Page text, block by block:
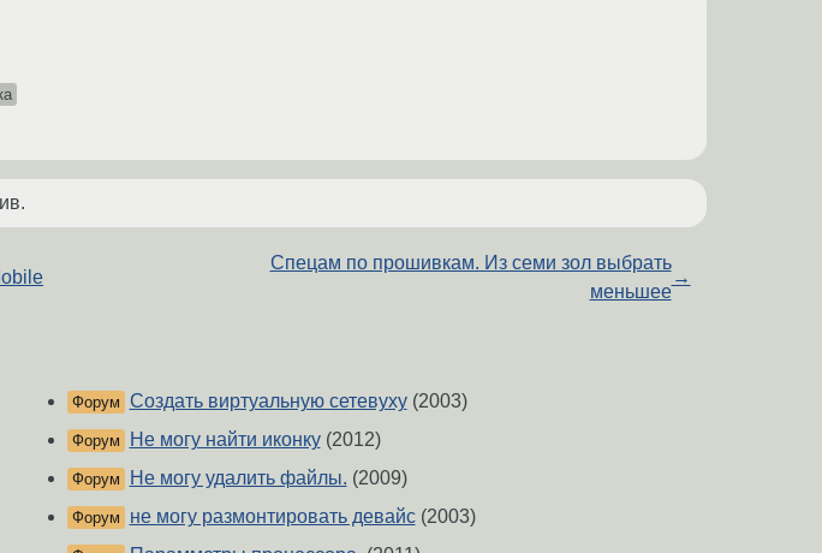
Спецам по прошивкам. Из семи зол выбрать
меньшее
→
Форум Создать виртуальную сетевуху(2003)
Форум Не могу найти иконку(2012)
Форум Не могу удалить файлы. (2009)
Форум не могу размонтировать девайс(2003)